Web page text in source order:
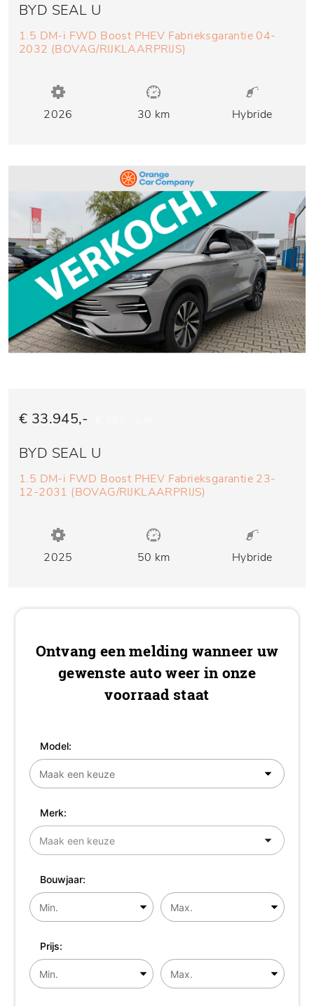
BYD SEAL U
1.5 DM-i FWD Boost PHEV Fabrieksgarantie 04-
2032 (BOVAG/RIJKLAARPRIJS)
2026 30 km Hybride
€ 33.945,-
BYD SEAL U
1.5 DM-i FWD Boost PHEV Fabrieksgarantie 23-
12-2031 (BOVAG/RIJKLAARPRIJS)
2025 50 km Hybride
Ontvang een melding wanneer uw
gewenste auto weer in onze
voorraad staat
Model:
Merk:
Bouwjaar:
Prijs: